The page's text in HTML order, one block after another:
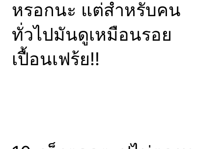
หรอกนะ แต่สำหรับคน
ทั่วไปมันดูเหมือนรอย
เปื้อนเฟร้ย!!